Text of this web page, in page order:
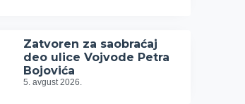
Zatvoren za saobraćaj
deo ulice Vojvode Petra
Bojovića
5. avgust 2026.